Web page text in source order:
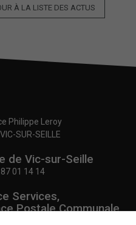
À LA LISTE DES ACTUS
Philippe Leroy
SUR-SEILLE
de Vic-sur-Seille
01 14 14
Services,
Postale Communale